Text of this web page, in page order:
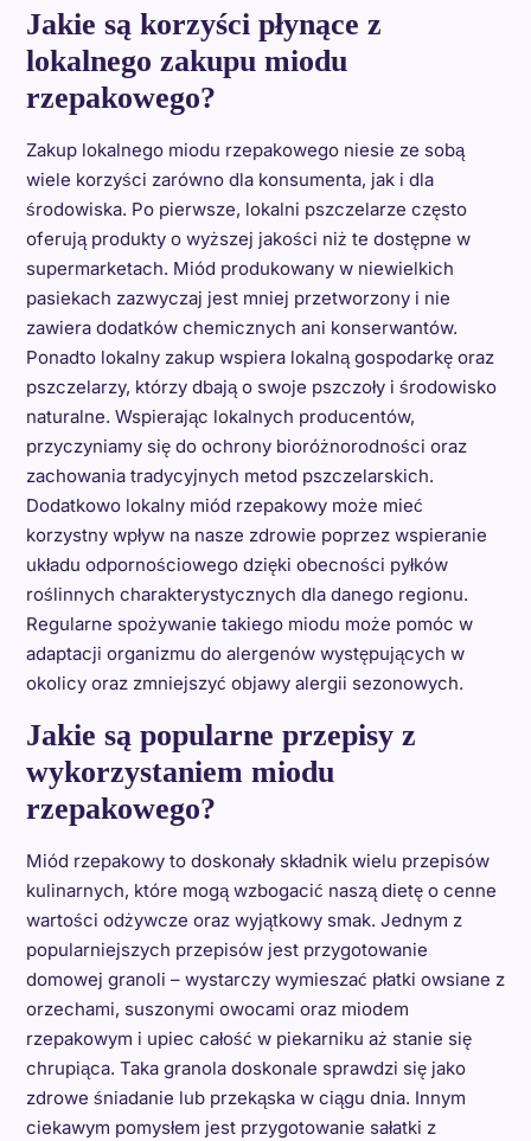
Jakie są korzyści płynące z
lokalnego zakupu miodu
rzepakowego?
Zakup lokalnego miodu rzepakowego niesie ze sobą
wiele korzyści zarówno dla konsumenta, jak i dla
środowiska. Po pierwsze, lokalni pszczelarze często
oferują produkty o wyższej jakości niż te dostępne w
supermarketach. Miód produkowany w niewielkich
pasiekach zazwyczaj jest mniej przetworzony i nie
zawiera dodatków chemicznych ani konserwantów.
Ponadto lokalny zakup wspiera lokalną gospodarkę oraz
pszczelarzy, którzy dbają o swoje pszczoły i środowisko
naturalne. Wspierając lokalnych producentów,
przyczyniamy się do ochrony bioróżnorodności oraz
zachowania tradycyjnych metod pszczelarskich.
Dodatkowo lokalny miód rzepakowy może mieć
korzystny wpływ na nasze zdrowie poprzez wspieranie
układu odpornościowego dzięki obecności pyłków
roślinnych charakterystycznych dla danego regionu.
Regularne spożywanie takiego miodu może pomóc w
adaptacji organizmu do alergenów występujących w
okolicy oraz zmniejszyć objawy alergii sezonowych.
Jakie są popularne przepisy z
wykorzystaniem miodu
rzepakowego?
Miód rzepakowy to doskonały składnik wielu przepisów
kulinarnych, które mogą wzbogacić naszą dietę o cenne
wartości odżywcze oraz wyjątkowy smak. Jednym z
popularniejszych przepisów jest przygotowanie
domowej granoli – wystarczy wymieszać płatki owsiane z
orzechami, suszonymi owocami oraz miodem
rzepakowym i upiec całość w piekarniku aż stanie się
chrupiąca. Taka granola doskonale sprawdzi się jako
zdrowe śniadanie lub przekąska w ciągu dnia. Innym
ciekawym pomysłem jest przygotowanie sałatki z